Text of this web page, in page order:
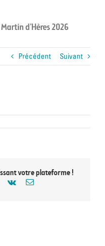
Précédent Suivant
votre plateforme !
d’Hères 2026